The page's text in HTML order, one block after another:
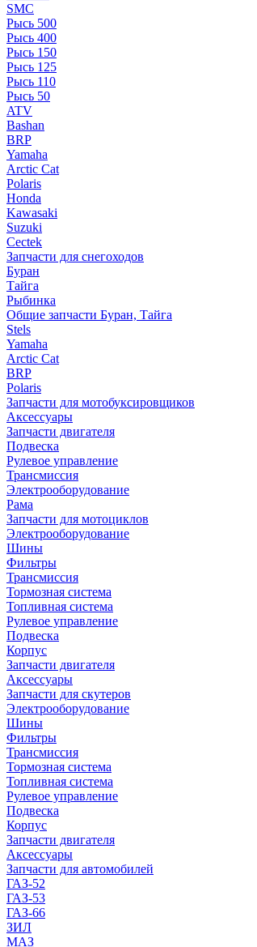
SMC
Рысь 500
Рысь 400
Рысь 150
Рысь 125
Рысь 110
Рысь 50
ATV
Bashan
BRP
Yamaha
Arctic Cat
Polaris
Honda
Kawasaki
Suzuki
Cectek
Запчасти для снегоходов
Буран
Тайга
Рыбинка
Общие запчасти Буран, Тайга
Stels
Yamaha
Arctic Cat
BRP
Polaris
Запчасти для мотобуксировщиков
Аксессуары
Запчасти двигателя
Подвеска
Рулевое управление
Трансмиссия
Электрооборудование
Рама
Запчасти для мотоциклов
Электрооборудование
Шины
Фильтры
Трансмиссия
Тормозная система
Топливная система
Рулевое управление
Подвеска
Корпус
Запчасти двигателя
Аксессуары
Запчасти для скутеров
Электрооборудование
Шины
Фильтры
Трансмиссия
Тормозная система
Топливная система
Рулевое управление
Подвеска
Корпус
Запчасти двигателя
Аксессуары
Запчасти для автомобилей
ГАЗ-52
ГАЗ-53
ГАЗ-66
ЗИЛ
МАЗ